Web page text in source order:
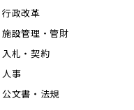
行政改革
施設管理・管財
入札・契約
人事
公文書・法規